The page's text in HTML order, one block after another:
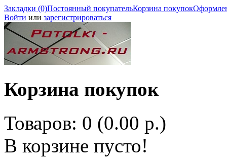
Закладки (0)Постоянный покупательКорзина покупок
Войти или зарегистрироваться
Корзина покупок
Товаров: 0 (0.00 р.)
В корзине пусто!